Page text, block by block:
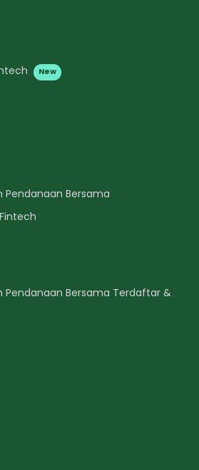
New
Pendanaan Bersama
Pendanaan Bersama Terdaftar &